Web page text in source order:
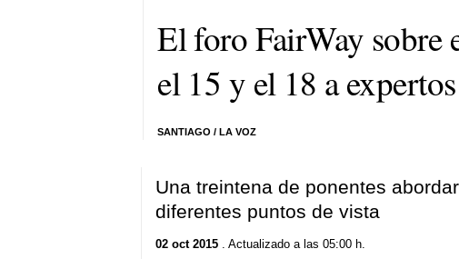
El foro FairWay sobre
el 15 y el 18 a
SANTIAGO / LA VOZ
Una treintena de ponentes
diferentes puntos de vista
02 oct 2015. Actualizado a las 05:00 h.